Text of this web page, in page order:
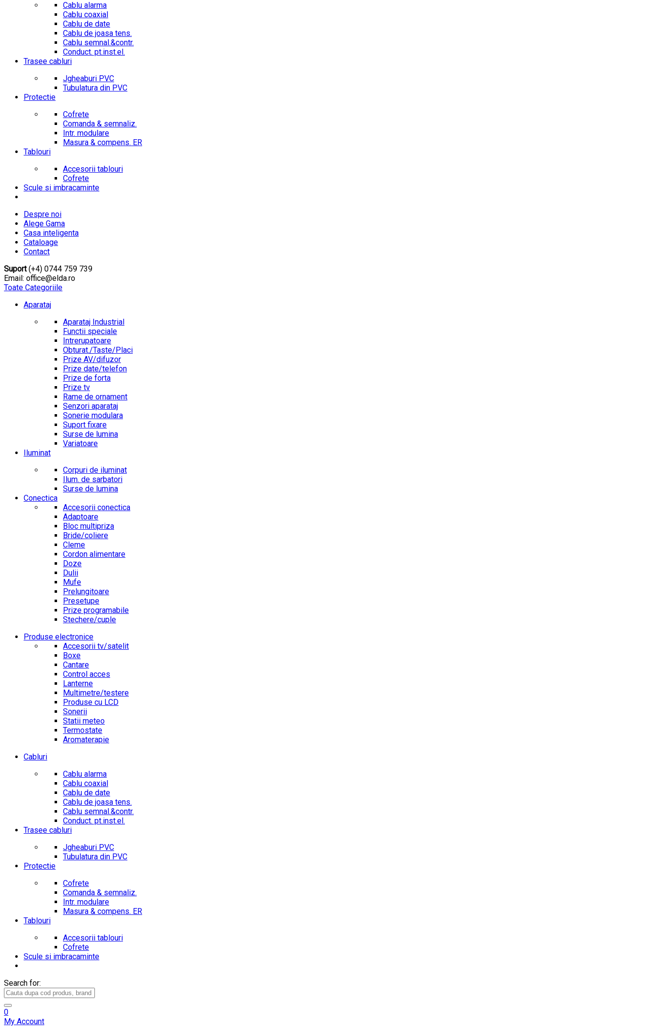
Cablu alarma
Cablu coaxial
Cablu de date
Cablu de joasa tens.
Cablu semnal.&contr.
Conduct. pt.inst.el.
Trasee cabluri
Jgheaburi PVC
Tubulatura din PVC
Protectie
Cofrete
Comanda & semnaliz.
Intr. modulare
Masura & compens. ER
Tablouri
Accesorii tablouri
Cofrete
Scule si imbracaminte
Despre noi
Alege Gama
Casa inteligenta
Cataloage
Contact
Suport(+4) 0744 759 739
Email: office@elda.ro
Toate Categoriile
Aparataj
Aparataj Industrial
Functii speciale
Intrerupatoare
Obturat./Taste/Placi
Prize AV/difuzor
Prize date/telefon
Prize de forta
Prize tv
Rame de ornament
Senzori aparataj
Sonerie modulara
Suport fixare
Surse de lumina
Variatoare
Iluminat
Corpuri de iluminat
Ilum. de sarbatori
Surse de lumina
Conectica
Accesorii conectica
Adaptoare
Bloc multipriza
Bride/coliere
Cleme
Cordon alimentare
Doze
Dulii
Mufe
Prelungitoare
Presetupe
Prize programabile
Stechere/cuple
Produse electronice
Accesorii tv/satelit
Boxe
Cantare
Control acces
Lanterne
Multimetre/testere
Produse cu LCD
Sonerii
Statii meteo
Termostate
Aromaterapie
Cabluri
Cablu alarma
Cablu coaxial
Cablu de date
Cablu de joasa tens.
Cablu semnal.&contr.
Conduct. pt.inst.el.
Trasee cabluri
Jgheaburi PVC
Tubulatura din PVC
Protectie
Cofrete
Comanda & semnaliz.
Intr. modulare
Masura & compens. ER
Tablouri
Accesorii tablouri
Cofrete
Scule si imbracaminte
Search for:
0
My Account